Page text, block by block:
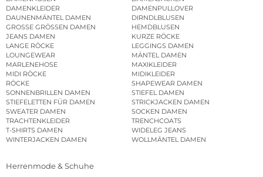
DAMENKLEIDER
DAMENPULLOVER
DAUNENMÄNTEL DAMEN
DIRNDLBLUSEN
GROSSE GRÖSSEN DAMEN
HEMDBLUSEN
JEANS DAMEN
KURZE RÖCKE
LANGE RÖCKE
LEGGINGS DAMEN
LOUNGEWEAR
MÄNTEL DAMEN
MARLENEHOSE
MAXIKLEIDER
MIDI RÖCKE
MIDIKLEIDER
RÖCKE
SHAPEWEAR DAMEN
SONNENBRILLEN DAMEN
STIEFEL DAMEN
STIEFELETTEN FÜR DAMEN
STRICKJACKEN DAMEN
SWEATER DAMEN
SOCKEN DAMEN
TRACHTENKLEIDER
TRENCHCOATS
T-SHIRTS DAMEN
WIDELEG JEANS
WINTERJACKEN DAMEN
WOLLMÄNTEL DAMEN
Herrenmode & Schuhe